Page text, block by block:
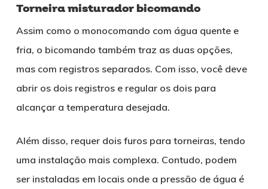
Torneira misturador bicomando
Assim como o monocomando com água quente e
fria, o bicomando também traz as duas opções,
mas com registros separados. Com isso, você deve
abrir os dois registros e regular os dois para
alcançar a temperatura desejada.
Além disso, requer dois furos para torneiras, tendo
uma instalação mais complexa. Contudo, podem
ser instaladas em locais onde a pressão de água é